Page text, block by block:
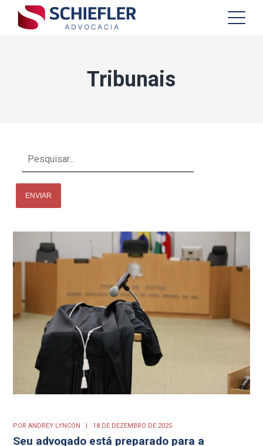
Tribunais
PORANDREY LYNCON 18 DE DEZEMBRO DE 2025
Seu advogado está preparado para a